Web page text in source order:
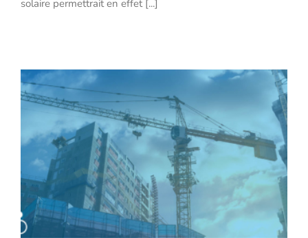
solaire permettrait en effet [...]